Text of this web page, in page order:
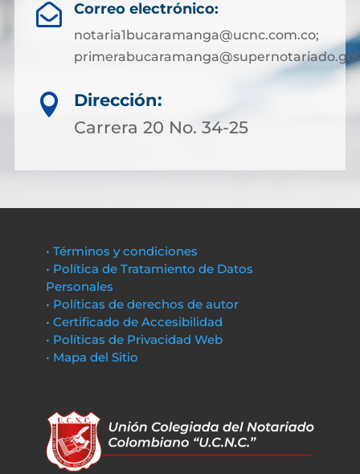
 Correo electrónico:
notaria1bucaramanga@ucnc.com.co;

Dirección:
Carrera 20 No. 34-25
• Términos y condiciones
• Política de Tratamiento de Datos
Personales
• Políticas de derechos de autor
• Certificado de Accesibilidad
• Políticas de Privacidad Web
• Mapa del Sitio